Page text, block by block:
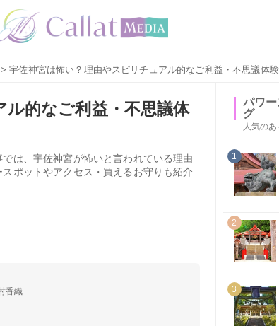
> 宇佐神宮は怖い？理由やスピリチュアル的なご利益・不思議体
的なご利益・不思議体
は、宇佐神宮が怖いと言われている理由
ポットやアクセス・買えるお守りも紹介
香織
パワ
グ
人気の
1
2
3